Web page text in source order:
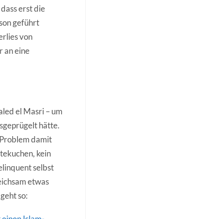
erst die
geführt
von
an eine
el Masri – um
hätte.
damit
kein
selbst
etwas
so: